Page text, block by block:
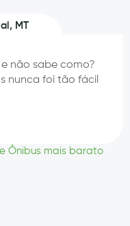
MT
não sabe como?
nunca foi tão fácil